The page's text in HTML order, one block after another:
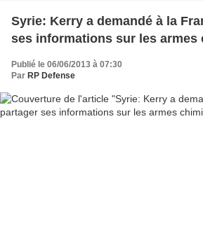
Syrie: Kerry a demandé à la
ses informations sur les armes
Publié le 06/06/2013 à 07:30
Par RP Defense